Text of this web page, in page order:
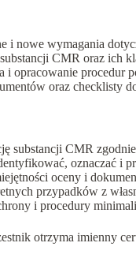
i nowe wymagania
CMR oraz ich
i opracowanie procedur
oraz checklisty
substancji CMR
oznaczać i
oceny i
przypadków z
i procedury
otrzyma imienny